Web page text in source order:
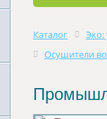
Каталог Эко:
Осушители